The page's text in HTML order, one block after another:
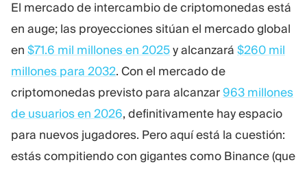
El mercado de intercambio de criptomonedas está
en auge; las proyecciones sitúan el mercado global
en $71.6 mil millones en 2025y alcanzará $260 mil
millones para 2032. Con el mercado de
criptomonedas previsto para alcanzar963 millones
de usuarios en 2026, definitivamente hay espacio
para nuevos jugadores. Pero aquí está la cuestión:
estás compitiendo con gigantes como Binance (que
Oficina De Soporte
Guía de marketing
Blog
Glosario
Tutoriales en vídeo
Calculadora
Sobre Nosotros
Eventos
Números
Noticias de la empresa